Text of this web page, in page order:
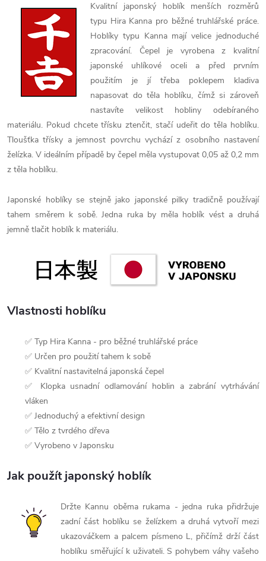
Kvalitní japonský hoblík menších rozměrů
typu Hira Kanna pro běžné truhlářské práce.
Hoblíky typu Kanna mají velice jednoduché
zpracování. Čepel je vyrobena z kvalitní
japonské uhlíkové oceli a před prvním
použitím je jí třeba poklepem kladiva
napasovat do těla hoblíku, čímž si zároveň
nastavíte velikost hobliny odebíraného
materiálu. Pokud chcete třísku ztenčit, stačí udeřit do těla hoblíku.
Tloušťka třísky a jemnost povrchu vychází z osobního nastavení
želízka. V ideálním případě by čepel měla vystupovat 0,05 až 0,2 mm
z těla hoblíku.
Japonské hoblíky se stejně jako japonské pilky tradičně používají
tahem směrem k sobě. Jedna ruka by měla hoblík vést a druhá
jemně tlačit hoblík k materiálu.
Vlastnosti hoblíku
✅ Typ Hira Kanna - pro běžné truhlářské práce
✅ Určen pro použití tahem k sobě
✅ Kvalitní nastavitelná japonská čepel
✅ Klopka usnadní odlamování hoblin a zabrání vytrhávání
vláken
✅ Jednoduchý a efektivní design
✅ Tělo z tvrdého dřeva
✅ Vyrobeno v Japonsku
Jak použít japonský hoblík
Držte Kannu oběma rukama - jedna ruka přidržuje
zadní část hoblíku se želízkem a druhá vytvoří mezi
ukazováčkem a palcem písmeno L, přičímž drží část
hoblíku směřující k uživateli. S pohybem váhy vašeho